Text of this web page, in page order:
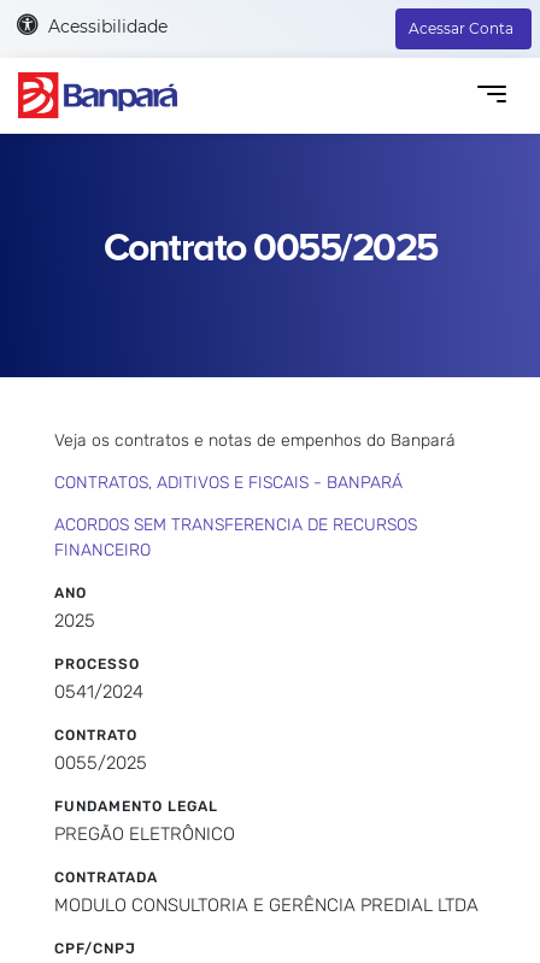
Acessibilidade Acessar Conta
Contrato 0055/2025
Veja os contratos e notas de empenhos do Banpará
CONTRATOS, ADITIVOS E FISCAIS - BANPARÁ
ACORDOS SEM TRANSFERENCIA DE RECURSOS
FINANCEIRO
ANO
2025
PROCESSO
0541/2024
CONTRATO
0055/2025
FUNDAMENTO LEGAL
PREGÃO ELETRÔNICO
CONTRATADA
MODULO CONSULTORIA E GERÊNCIA PREDIAL LTDA
CPF/CNPJ